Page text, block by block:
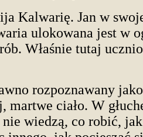
Kalwarię. Jan w
ulokowana jest w
Właśnie tutaj
rozpoznawany
martwe ciało. W
wiedzą, co robić,